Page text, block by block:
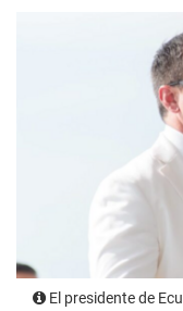
El presidente de